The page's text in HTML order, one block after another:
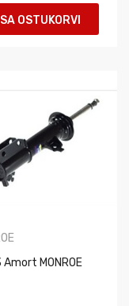
OSTUKORVI
Amort MONROE